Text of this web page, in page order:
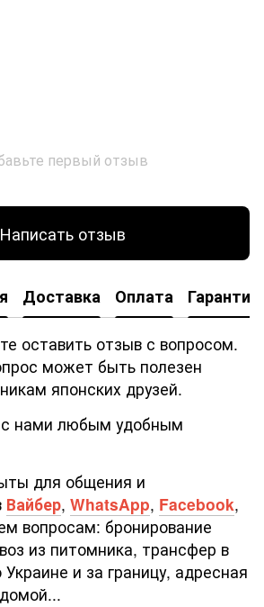
первый отзыв
Написать отзыв
Доставка Оплата Гарантия
оставить отзыв с вопросом.
может быть полезен
японских друзей.
нами любым удобным
для общения и
Вайбер, WhatsApp, Facebook,
вопросам: бронирование
из питомника, трансфер в
и за границу, адресная